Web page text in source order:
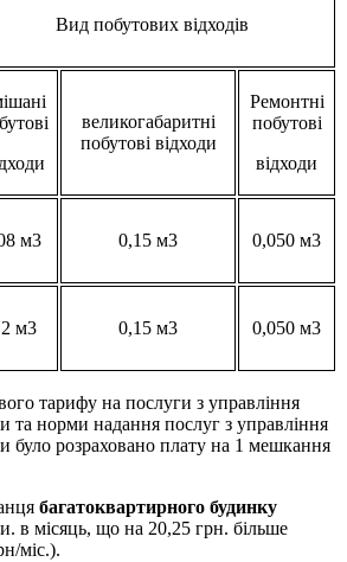
Вид побутових відходів
великогабаритні
побутові відходи
Ремонтні
побутові
відходи
м3 0,15 м3 0,050 м3
м3 0,15 м3 0,050 м3
тарифу на послуги з управління
та норми надання послуг з управління
було розраховано плату на 1 мешкання
багатоквартирного будинку
в місяць, що на 20,25 грн. більше
міс.).